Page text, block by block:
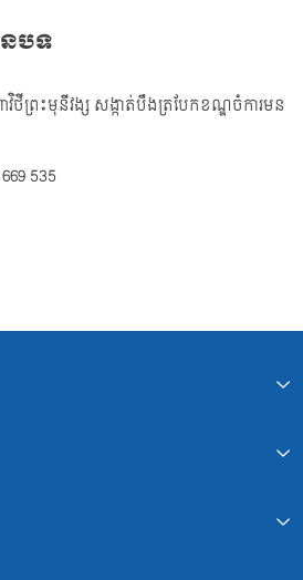
បទ
ះមុនីវង្ស សង្កាត់បឹងត្របែកខណ្ឌចំការមន
535